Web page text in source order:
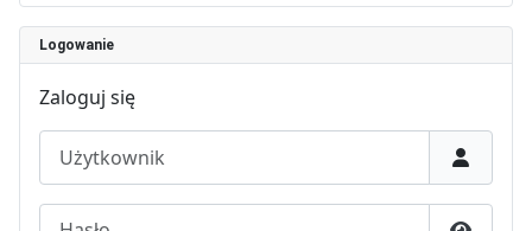
Logowanie
Zaloguj się
Hasło